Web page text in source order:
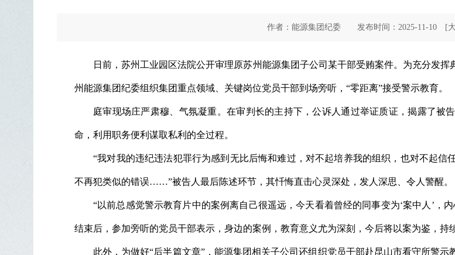
作者：能源集团纪委 发布时间：2025-11-10 [大
日前，苏州工业园区法院公开审理原苏州能源集团子公司某干部受贿案件。为充分发
州能源集团纪委组织集团重点领域、关键岗位党员干部到场旁听，“零距离”接受警示教育。
庭审现场庄严肃穆、气氛凝重。在审判长的主持下，公诉人通过举证质证，揭露了被
命，利用职务便利谋取私利的全过程。
“我对我的违纪违法犯罪行为感到无比后悔和难过，对不起培养我的组织，也对不起信
不再犯类似的错误……”被告人最后陈述环节，其忏悔直击心灵深处，发人深思、令人警醒。
“以前总感觉警示教育片中的案例离自己很遥远，今天看着曾经的同事变为‘案中人’，
结束后，参加旁听的党员干部表示，身边的案例，教育意义尤为深刻，今后将以案为鉴，持
此外，为做好“后半篇文章”，能源集团相关子公司还组织党员干部赴昆山市看守所警